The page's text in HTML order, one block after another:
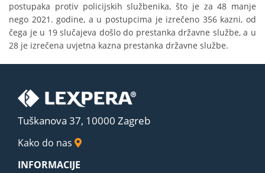
postupaka protiv policijskih službenika, što je za 48 manje
nego 2021. godine, a u postupcima je izrečeno 356 kazni, od
čega je u 19 slučajeva došlo do prestanka državne službe, a u
28 je izrečena uvjetna kazna prestanka državne službe.
Tuškanova 37, 10000 Zagreb
Kako do nas
INFORMACIJE